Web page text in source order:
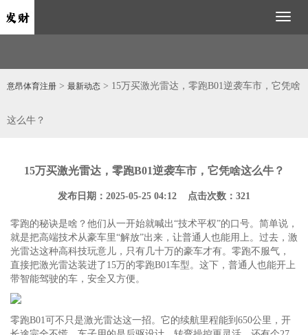
意昂体育注册 > 最新动态 > 15万买激光雷达，零跑B01逆袭车市，它凭啥
这么牛？
15万买激光雷达，零跑B01逆袭车市，它凭啥这么牛？
发布日期：2025-05-25 04:12 点击次数：321
零跑的秘诀是啥？他们从一开始就喊出“技术平权”的口号。简单说，
就是把高端技术从豪车里“解放”出来，让普通人也能用上。过去，激
光雷达这种高科技玩意儿，只有几十万的豪车才有。零跑不服气，
直接把激光雷达装进了15万的零跑B01车型。这下，普通人也能开上
带智能驾驶的车，安全又方便。
零跑B01可不只是激光雷达这一招。它的续航里程能到650公里，开